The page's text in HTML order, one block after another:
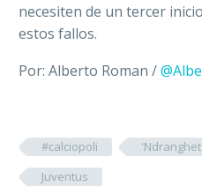
necesiten de un tercer
estos fallos.
Por: Alberto Roman /
#calciopoli
Juventus